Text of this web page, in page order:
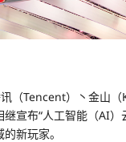
讯（Tencent）丶金山
继宣布“人工智能（AI）
新玩家。